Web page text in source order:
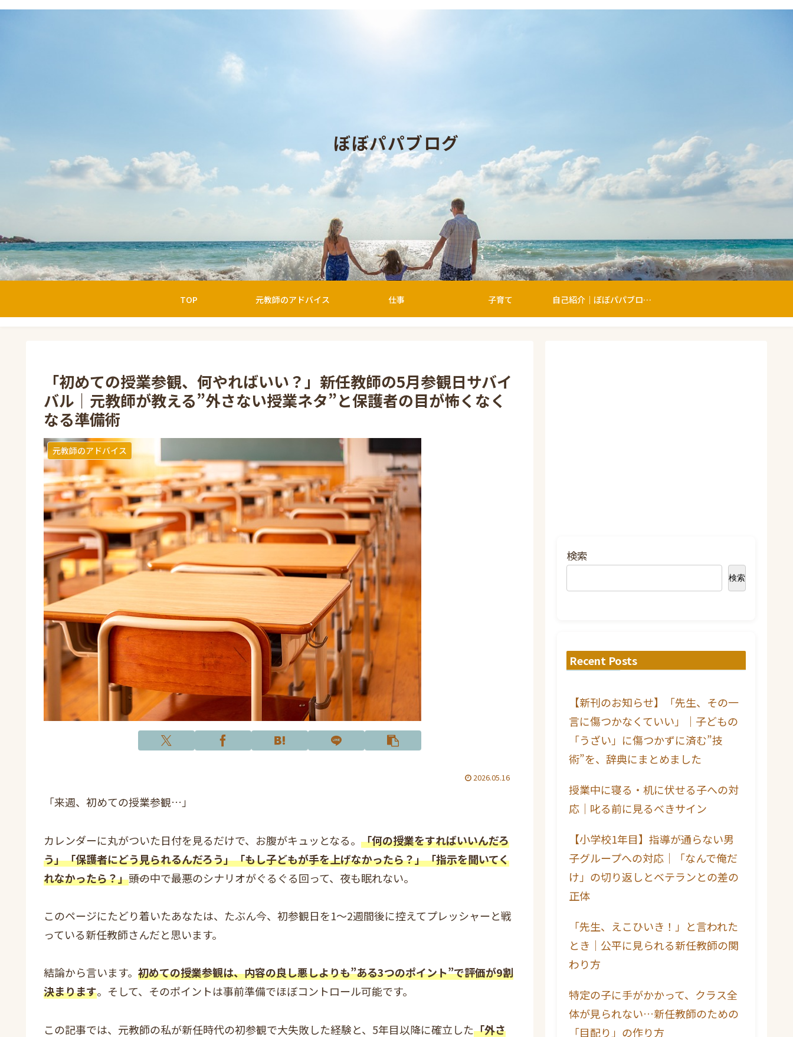
ぼぼパパブログ
TOP 元教師のアドバイス 仕事 子育て 自己紹介｜ぼぼパパブログへようこそ
「初めての授業参観、何やればいい？」新任教師の5月参観日サバイ
バル｜元教師が教える”外さない授業ネタ”と保護者の目が怖くなく
なる準備術
元教師のアドバイス
2026.05.16
「来週、初めての授業参観…」
カレンダーに丸がついた日付を見るだけで、お腹がキュッとなる。 「何の授業をすればいいんだろ
う」「保護者にどう見られるんだろう」「もし子どもが手を上げなかったら？」「指示を聞いてく
れなかったら？」――頭の中で最悪のシナリオがぐるぐる回って、夜も眠れない。
このページにたどり着いたあなたは、たぶん今、初参観日を1〜2週間後に控えてプレッシャーと戦
っている新任教師さんだと思います。
結論から言います。 初めての授業参観は、内容の良し悪しよりも”ある3つのポイント”で評価が9割
決まります。そして、そのポイントは事前準備でほぼコントロール可能です。
この記事では、元教師の私が新任時代の初参観で大失敗した経験と、5年目以降に確立した「外さ
検索
検索
Recent Posts
【新刊のお知らせ】「先生、その一
言に傷つかなくていい」｜子どもの
「うざい」に傷つかずに済む”技
術”を、辞典にまとめました
授業中に寝る・机に伏せる子への対
応｜叱る前に見るべきサイン
【小学校1年目】指導が通らない男
子グループへの対応｜「なんで俺だ
け」の切り返しとベテランとの差の
正体
「先生、えこひいき！」と言われた
とき｜公平に見られる新任教師の関
わり方
特定の子に手がかかって、クラス全
体が見られない…新任教師のための
「目配り」の作り方